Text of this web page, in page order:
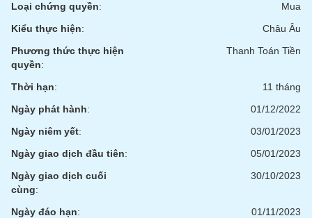
Loại chứng quyền:
Mua
Kiểu thực hiện:
Châu Âu
Phương thức thực hiện
quyền:
Thanh Toán Tiền
Thời hạn:
11 tháng
Ngày phát hành:
01/12/2022
Ngày niêm yết:
03/01/2023
Ngày giao dịch đầu tiên:
05/01/2023
Ngày giao dịch cuối
cùng:
30/10/2023
Ngày đáo hạn:
01/11/2023
Thuật
(-)
vụ
tạo